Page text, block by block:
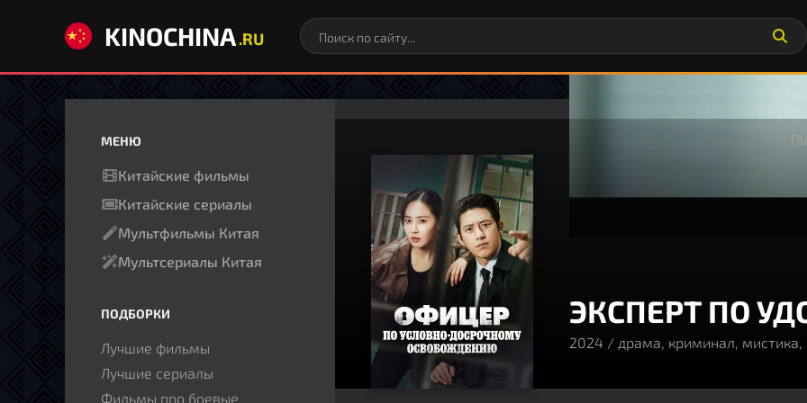
KINOCHINA.RU
ЭКСПЕРТ ПО
2024 / драма, криминал, мистика,
80
МЕНЮ
Китайские фильмы
Китайские сериалы
Мультфильмы Китая
Мультсериалы Китая
ПОДБОРКИ
Лучшие фильмы
Лучшие сериалы
Фильмы про боевые